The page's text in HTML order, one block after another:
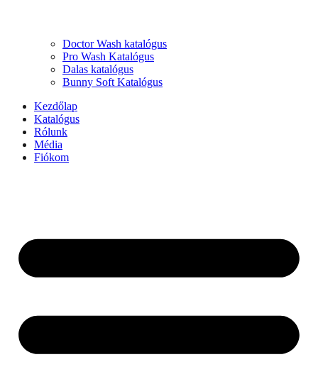
Doctor Wash katalógus
Pro Wash Katalógus
Dalas katalógus
Bunny Soft Katalógus
Kezdőlap
Katalógus
Rólunk
Média
Fiókom